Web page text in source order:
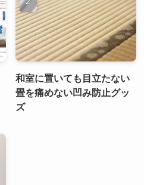
和室に置いても目立たない
畳を痛めない凹み防止グッ
ズ